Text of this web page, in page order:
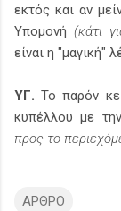
εκτός και αν
Υπομονή (κάτι
είναι η "μαγική"
ΥΓ. Το παρόν
κυπέλλου με την
προς το
ΑΡΘΡΟ